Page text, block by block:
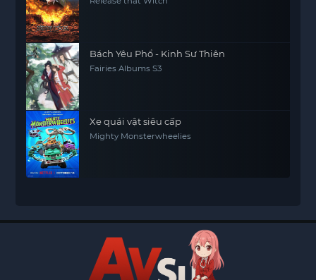
Bách Yêu Phổ - Kinh Sư Thiên
Fairies Albums S3
Xe quái vật siêu cấp
Mighty Monsterwheelies